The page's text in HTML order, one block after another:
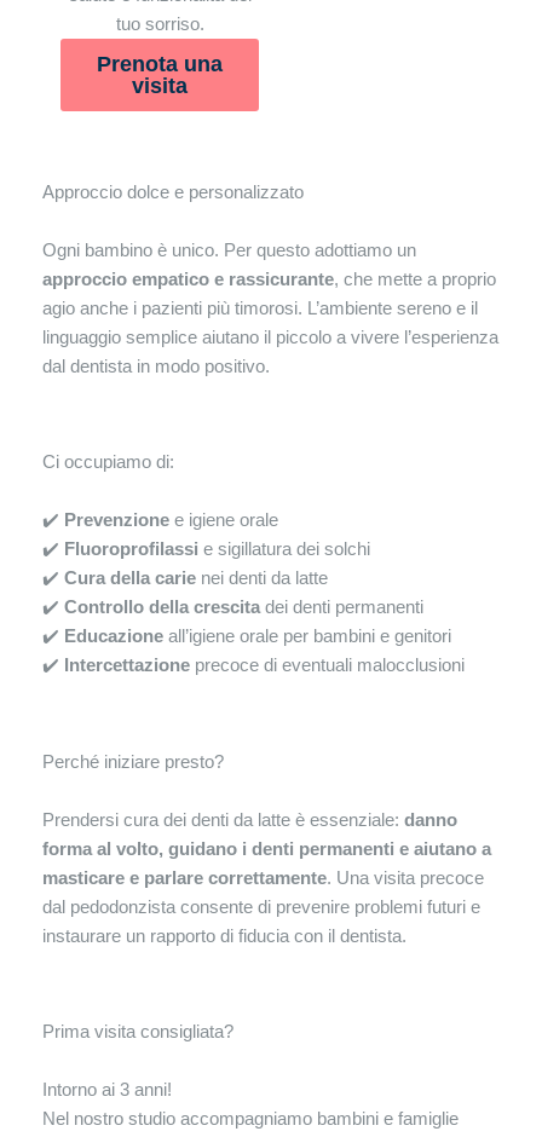
tuo sorriso.
Prenota una
visita
Approccio dolce e personalizzato
Ogni bambino è unico. Per questo adottiamo un
approccio empatico e rassicurante, che mette a proprio
agio anche i pazienti più timorosi. L’ambiente sereno e il
linguaggio semplice aiutano il piccolo a vivere l’esperienza
dal dentista in modo positivo.
Ci occupiamo di:
✔️ Prevenzione e igiene orale
✔️ Fluoroprofilassi e sigillatura dei solchi
✔️ Cura della carie nei denti da latte
✔️ Controllo della crescitadei denti permanenti
✔️ Educazione all’igiene orale per bambini e genitori
✔️
Intercettazione precoce di eventuali malocclusioni
Perché iniziare presto?
Prendersi cura dei denti da latte è essenziale: danno
forma al volto, guidano i denti permanenti e aiutano a
masticare e parlare correttamente. Una visita precoce
dal pedodonzista consente di prevenire problemi futuri e
instaurare un rapporto di fiducia con il dentista.
Prima visita consigliata?
Intorno ai 3 anni!
Nel nostro studio accompagniamo bambini e famiglie